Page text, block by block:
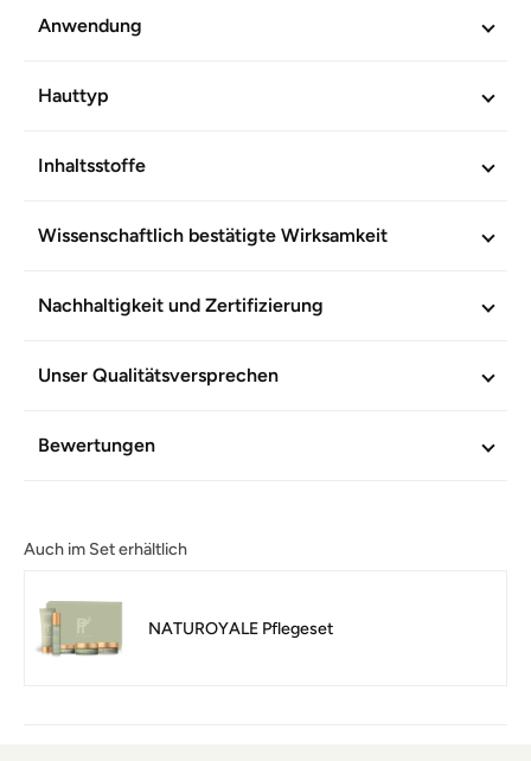
Verträglichkeit und Wirkung durch moderne analytische
Mineralölderivate. Vegetarisch.
WEITERE INFORMATIONEN
Anwendung
Hauttyp
Inhaltsstoffe
Wissenschaftlich bestätigte Wirksamkeit
Nachhaltigkeit und Zertifizierung
Unser Qualitätsversprechen
Bewertungen
Auch im Set erhältlich
NATUROYALE Pflegeset